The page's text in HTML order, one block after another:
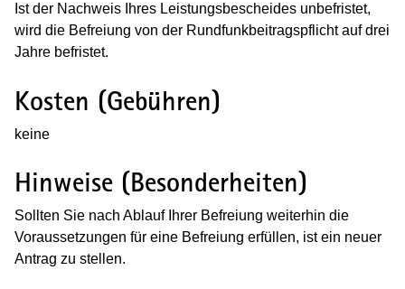
Ist der Nach­weis Ihres Leistungs­bescheides un­befristet,
wird die Be­freiung von der Rund­funk­beitrags­pflicht auf drei
Jahre be­fristet.
Kosten (Gebühren)
keine
Hinweise (Besonderheiten)
Sollten Sie nach Ablauf Ihrer Befreiung weiterhin die
Voraus­setzungen für eine Befreiung erfüllen, ist ein neuer
Antrag zu stellen.